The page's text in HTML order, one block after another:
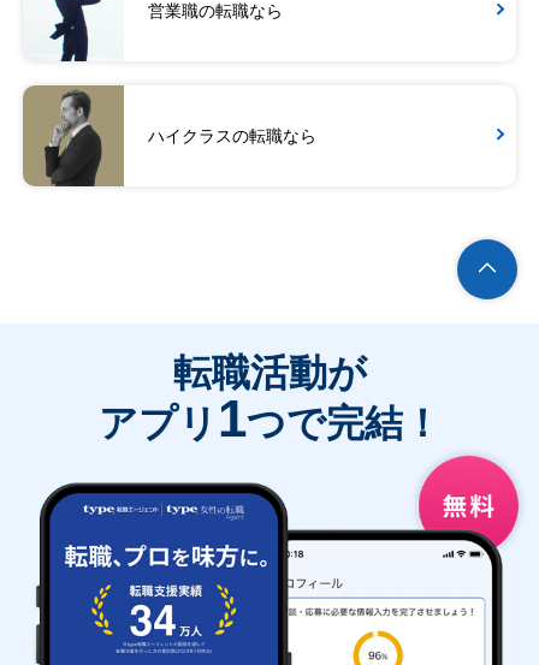
営業職の転職なら
ハイクラスの転職なら
転職活動が
アプリ 1つで完結！